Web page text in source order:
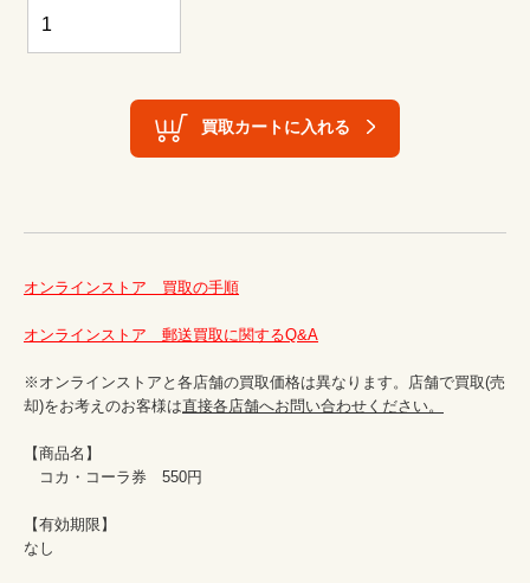
買取カートに入れる
オンラインストア　買取の手順
オンラインストア　郵送買取に関するQ&A
※オンラインストアと各店舗の買取価格は異なります。店舗で買取(売
却)をお考えのお客様は直接各店舗へお問い合わせください。
【商品名】
コカ・コーラ券　550円
【有効期限】
なし